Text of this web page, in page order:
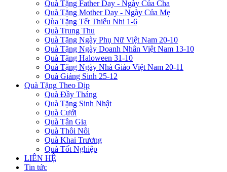
Quà Tặng Father Day - Ngày Của Cha
Quà Tặng Mother Day - Ngày Của Mẹ
Qùa Tặng Tết Thiếu Nhi 1-6
Quà Trung Thu
Quà Tặng Ngày Phụ Nữ Việt Nam 20-10
Quà Tặng Ngày Doanh Nhân Việt Nam 13-10
Quà Tặng Haloween 31-10
Quà Tặng Ngày Nhà Giáo Việt Nam 20-11
Quà Giáng Sinh 25-12
Quà Tặng Theo Dịp
Quà Đầy Tháng
Quà Tặng Sinh Nhật
Quà Cưới
Quà Tân Gia
Quà Thôi Nôi
Quà Khai Trương
Quà Tốt Nghiệp
LIÊN HỆ
Tin tức